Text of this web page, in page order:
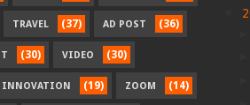
TRAVEL (37) AD POST (36)
(30) VIDEO (30)
INNOVATION (19) ZOOM (14)